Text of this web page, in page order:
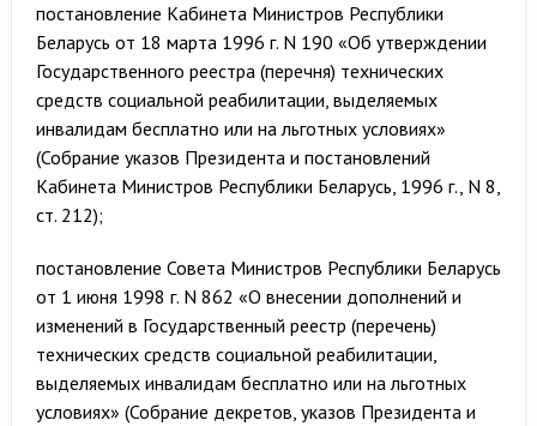
постановление Кабинета Министров Республики
Беларусь от 18 марта 1996 г. N 190 «Об утверждении
Государственного реестра (перечня) технических
средств социальной реабилитации, выделяемых
инвалидам бесплатно или на льготных условиях»
(Собрание указов Президента и постановлений
Кабинета Министров Республики Беларусь, 1996 г., N 8,
ст. 212);
постановление Совета Министров Республики Беларусь
от 1 июня 1998 г. N 862 «О внесении дополнений и
изменений в Государственный реестр (перечень)
технических средств социальной реабилитации,
выделяемых инвалидам бесплатно или на льготных
условиях» (Собрание декретов, указов Президента и